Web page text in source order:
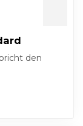
den